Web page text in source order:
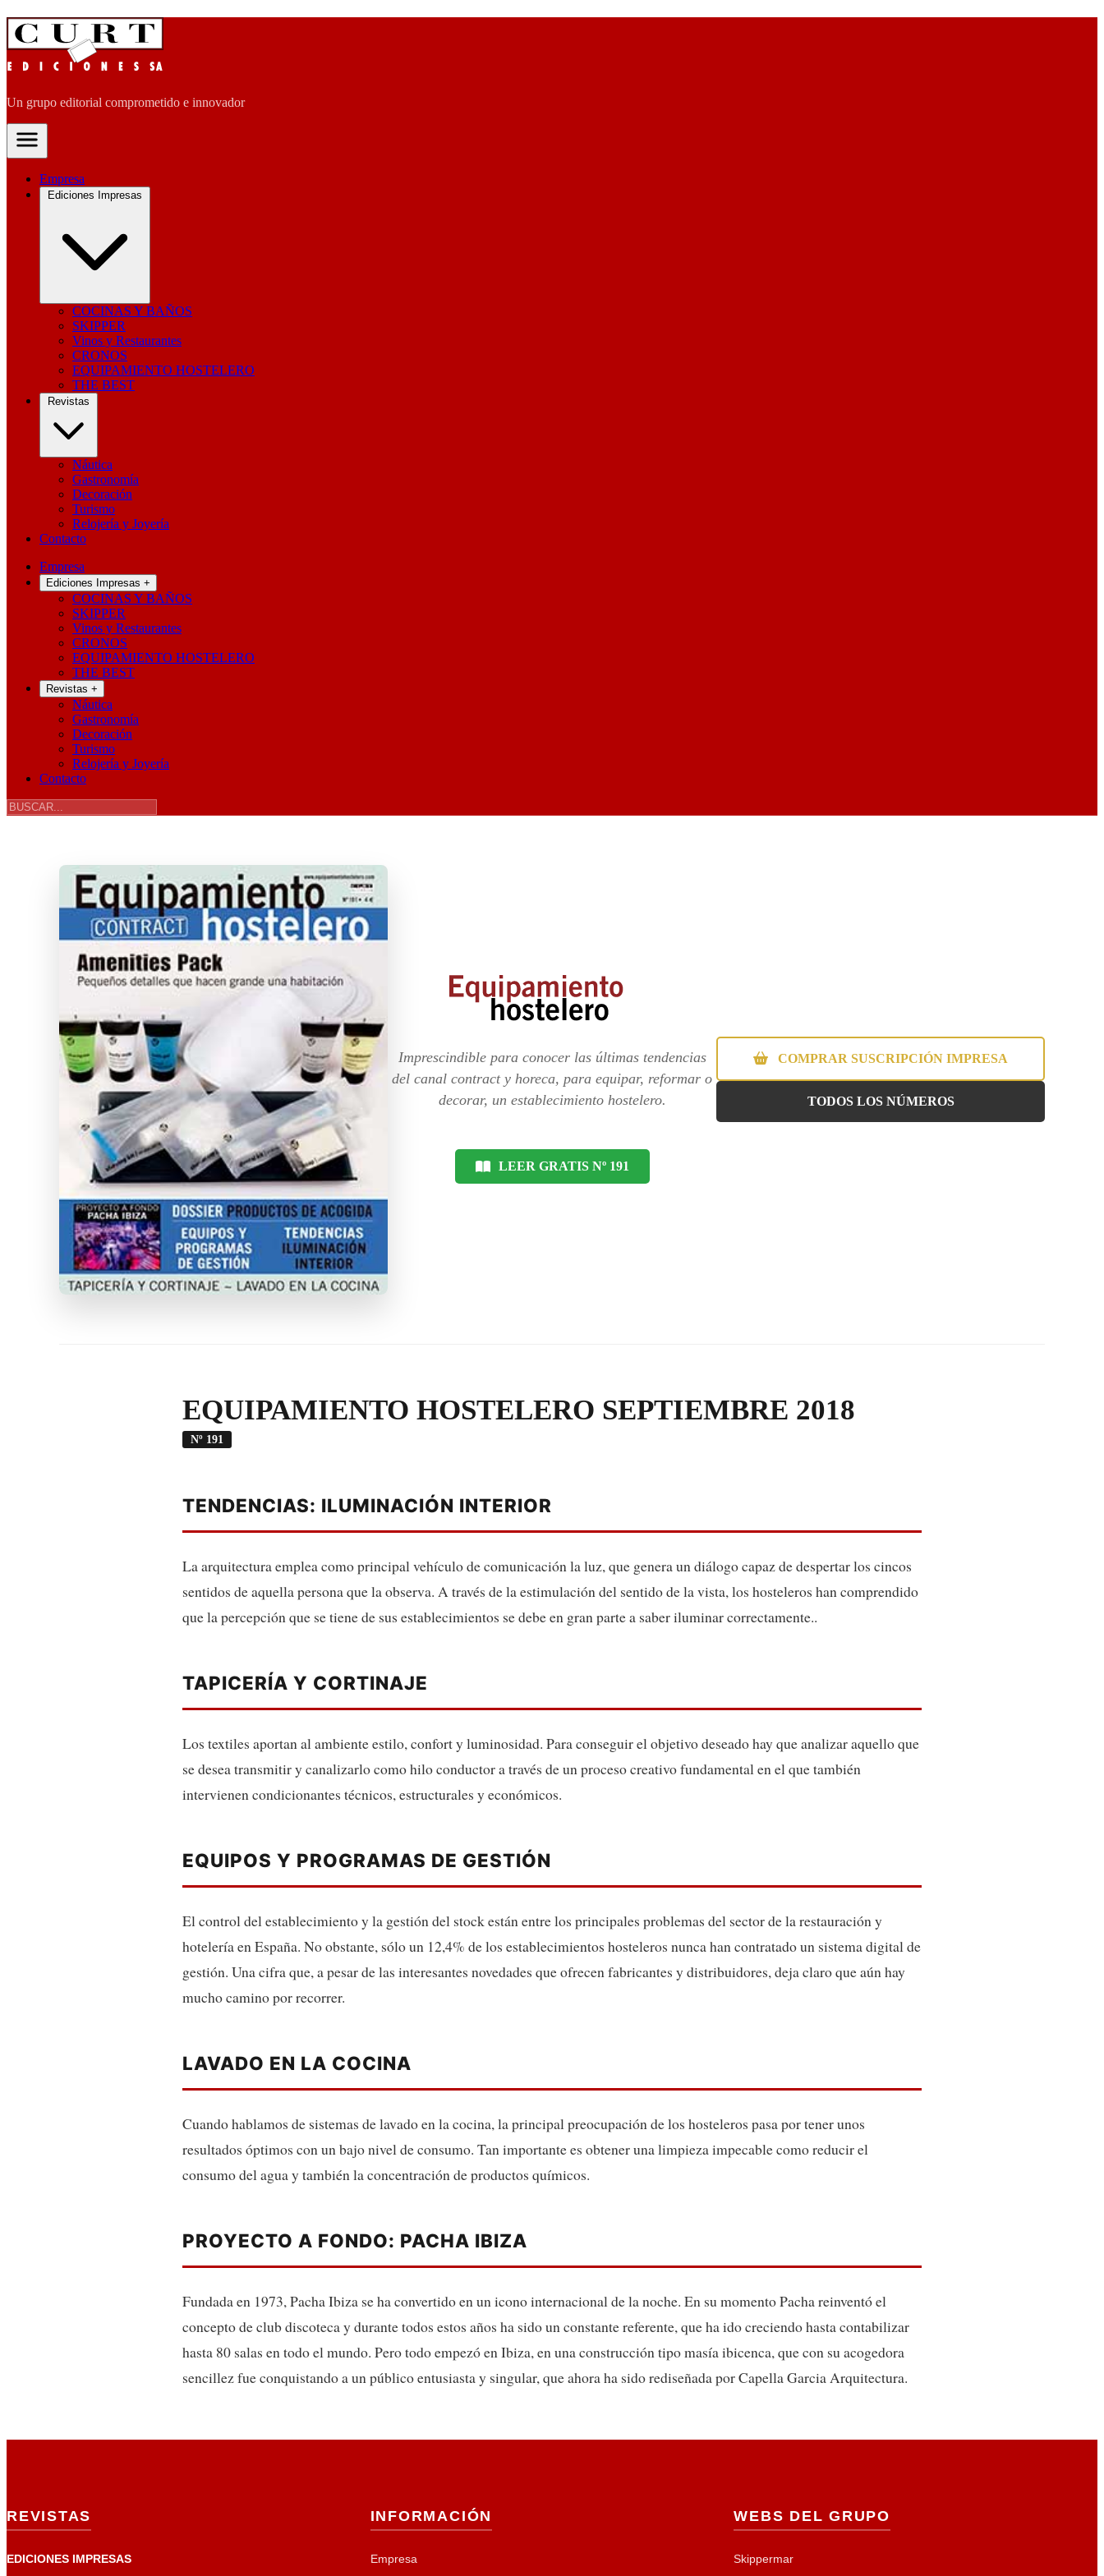
Un grupo editorial comprometido e innovador
Empresa
Ediciones Impresas
COCINAS Y BAÑOS
SKIPPER
Vinos y Restaurantes
CRONOS
EQUIPAMIENTO HOSTELERO
THE BEST
Revistas
Náutica
Gastronomía
Decoración
Turismo
Relojería y Joyería
Contacto
Empresa
Ediciones Impresas +
COCINAS Y BAÑOS
SKIPPER
Vinos y Restaurantes
CRONOS
EQUIPAMIENTO HOSTELERO
THE BEST
Revistas +
Náutica
Gastronomía
Decoración
Turismo
Relojería y Joyería
Contacto
Imprescindible para conocer las últimas tendencias
del canal contract y horeca, para equipar, reformar o
decorar, un establecimiento hostelero.
LEER GRATIS Nº 191
COMPRAR SUSCRIPCIÓN IMPRESA
TODOS LOS NÚMEROS
EQUIPAMIENTO HOSTELERO SEPTIEMBRE 2018
Nº 191
TENDENCIAS: ILUMINACIÓN INTERIOR
La arquitectura emplea como principal vehículo de comunicación la luz, que genera un diálogo capaz de despertar los cincos
sentidos de aquella persona que la observa. A través de la estimulación del sentido de la vista, los hosteleros han comprendido
que la percepción que se tiene de sus establecimientos se debe en gran parte a saber iluminar correctamente..
TAPICERÍA Y CORTINAJE
Los textiles aportan al ambiente estilo, confort y luminosidad. Para conseguir el objetivo deseado hay que analizar aquello que
se desea transmitir y canalizarlo como hilo conductor a través de un proceso creativo fundamental en el que también
intervienen condicionantes técnicos, estructurales y económicos.
EQUIPOS Y PROGRAMAS DE GESTIÓN
El control del establecimiento y la gestión del stock están entre los principales problemas del sector de la restauración y
hotelería en España. No obstante, sólo un 12,4% de los establecimientos hosteleros nunca han contratado un sistema digital de
gestión. Una cifra que, a pesar de las interesantes novedades que ofrecen fabricantes y distribuidores, deja claro que aún hay
mucho camino por recorrer.
LAVADO EN LA COCINA
Cuando hablamos de sistemas de lavado en la cocina, la principal preocupación de los hosteleros pasa por tener unos
resultados óptimos con un bajo nivel de consumo. Tan importante es obtener una limpieza impecable como reducir el
consumo del agua y también la concentración de productos químicos.
PROYECTO A FONDO: PACHA IBIZA
Fundada en 1973, Pacha Ibiza se ha convertido en un icono internacional de la noche. En su momento Pacha reinventó el
concepto de club discoteca y durante todos estos años ha sido un constante referente, que ha ido creciendo hasta contabilizar
hasta 80 salas en todo el mundo. Pero todo empezó en Ibiza, en una construcción tipo masía ibicenca, que con su acogedora
sencillez fue conquistando a un público entusiasta y singular, que ahora ha sido rediseñada por Capella Garcia Arquitectura.
REVISTAS
EDICIONES IMPRESAS
INFORMACIÓN
Empresa
WEBS DEL GRUPO
Skippermar